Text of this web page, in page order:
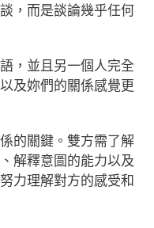
，而是談論幾乎任何
，並且另一個人完全
及妳們的關係感覺更
的關鍵。雙方需了解
解釋意圖的能力以及
力理解對方的感受和